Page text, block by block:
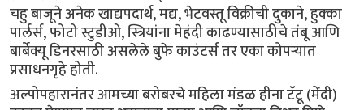
चहु बाजूने अनेक खाद्यपदार्थ, मद्य, भेटवस्तू विक्रीची दुकाने, हुक्का
पार्लर्स, फोटो स्टुडीओ, स्त्रियांना मेहंदी काढण्यासाठीचे तंबू आणि
बार्बेक्यू डिनरसाठी असलेले बुफे काउंटर्स तर एका कोपऱ्यात
प्रसाधनगृहे होती.
अल्पोपहारानंतर आमच्या बरोबरचे महिला मंडळ हीना टॅटू (मेंदी)